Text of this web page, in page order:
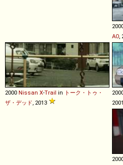
AO,
2000 Nissan X-Trail in トーク・トゥ・
ザ・デッド, 2013